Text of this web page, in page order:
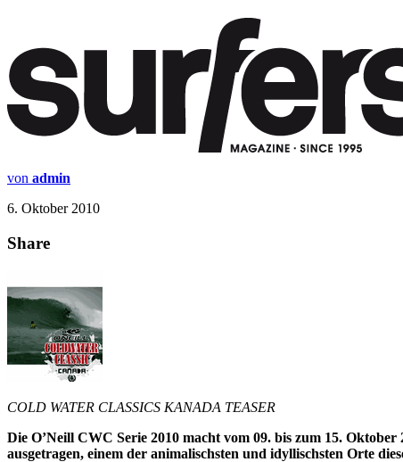
von admin
6. Oktober 2010
Share
COLD WATER CLASSICS KANADA TEASER
Die O’Neill CWC Serie 2010 macht vom 09. bis zum 15.
ausgetragen, einem der animalischsten und idyllischsten Orte